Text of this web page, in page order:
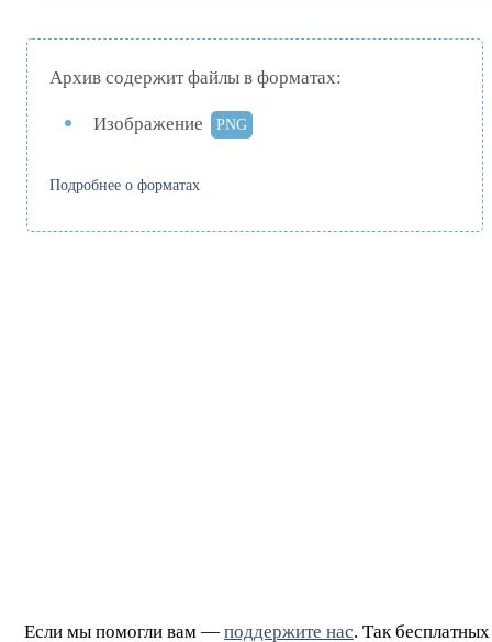
Архив содержит файлы в форматах:
Изображение PNG
Подробнее о форматах
Если мы помогли вам — поддержите нас. Так